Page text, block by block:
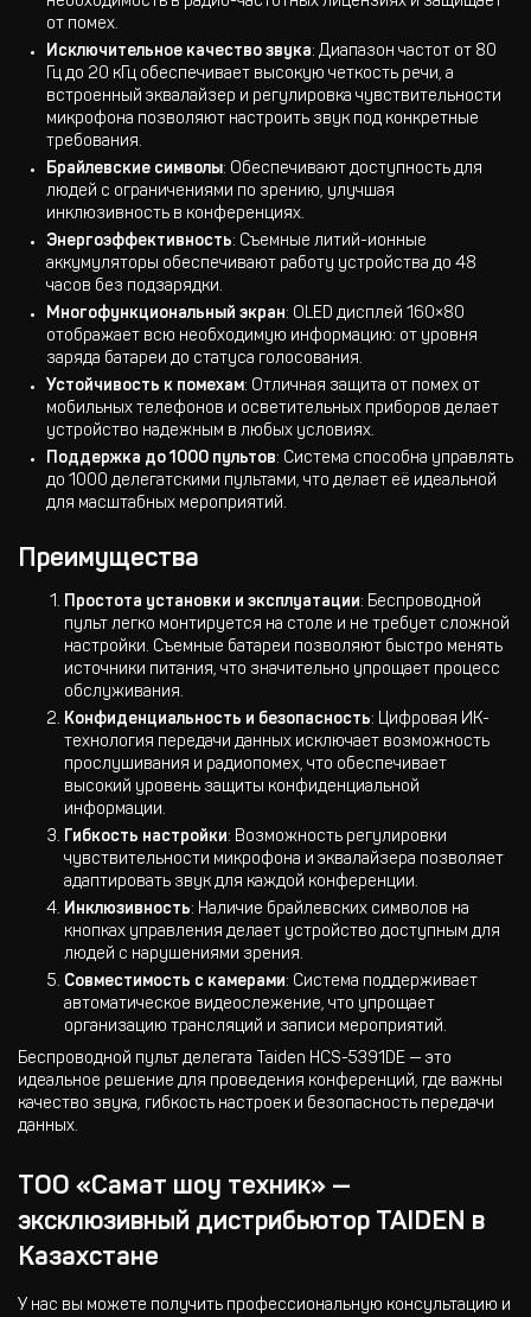
от помех.
Исключительное качество звука: Диапазон частот от 80
Гц до 20 кГц обеспечивает высокую четкость речи, а
встроенный эквалайзер и регулировка чувствительности
микрофона позволяют настроить звук под конкретные
требования.
Брайлевские символы: Обеспечивают доступность для
людей с ограничениями по зрению, улучшая
инклюзивность в конференциях.
Энергоэффективность: Съемные литий-ионные
аккумуляторы обеспечивают работу устройства до 48
часов без подзарядки.
Многофункциональный экран: OLED дисплей 160×80
отображает всю необходимую информацию: от уровня
заряда батареи до статуса голосования.
Устойчивость к помехам: Отличная защита от помех от
мобильных телефонов и осветительных приборов делает
устройство надежным в любых условиях.
Поддержка до 1000 пультов: Система способна управлять
до 1000 делегатскими пультами, что делает её идеальной
для масштабных мероприятий.
Преимущества
Простота установки и эксплуатации: Беспроводной
пульт легко монтируется на столе и не требует сложной
настройки. Съемные батареи позволяют быстро менять
источники питания, что значительно упрощает процесс
обслуживания.
Конфиденциальность и безопасность: Цифровая ИК-
технология передачи данных исключает возможность
прослушивания и радиопомех, что обеспечивает
высокий уровень защиты конфиденциальной
информации.
Гибкость настройки: Возможность регулировки
чувствительности микрофона и эквалайзера позволяет
адаптировать звук для каждой конференции.
Инклюзивность: Наличие брайлевских символов на
кнопках управления делает устройство доступным для
людей с нарушениями зрения.
Совместимость с камерами: Система поддерживает
автоматическое видеослежение, что упрощает
организацию трансляций и записи мероприятий.
Беспроводной пульт делегата Taiden HCS-5391DE — это
идеальное решение для проведения конференций, где важны
качество звука, гибкость настроек и безопасность передачи
данных.
ТОО «Самат шоу техник» —
эксклюзивный дистрибьютор TAIDEN в
Казахстане
У нас вы можете получить профессиональную консультацию и